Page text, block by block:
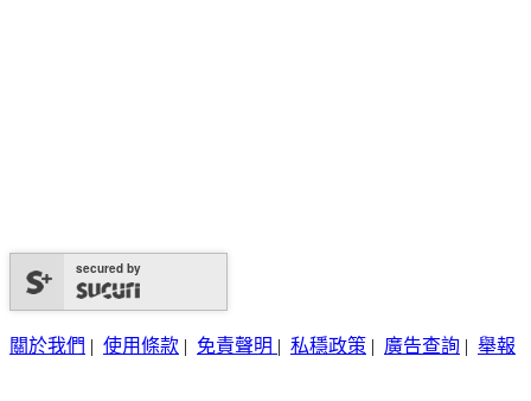
secured by
關於我們 | 使用條款 | 免責聲明 | 私穩政策 | 廣告查詢 | 舉報